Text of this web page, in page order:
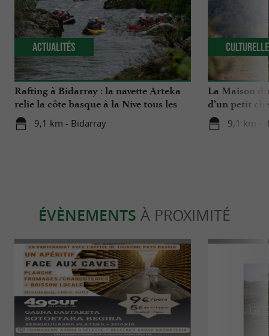
Rafting à Bidarray : la navette Arteka
relie la côte basque à la Nive tous les
mardis cet été
9,1 km - Bidarray
Actualités
La Maison
d’un petit
Basque
9,1 km -
Culturelle
ÉVÈNEMENTS À PROXIMITÉ